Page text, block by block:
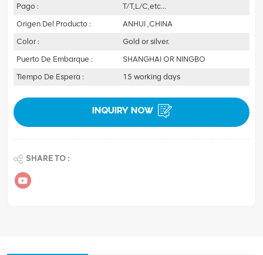
Pago :
T/T,L/C,etc...
Origen Del Producto :
ANHUI ,CHINA
Color :
Gold or silver.
Puerto De Embarque :
SHANGHAI OR NINGBO
Tiempo De Espera :
15 working days
INQUIRY NOW
SHARE TO :